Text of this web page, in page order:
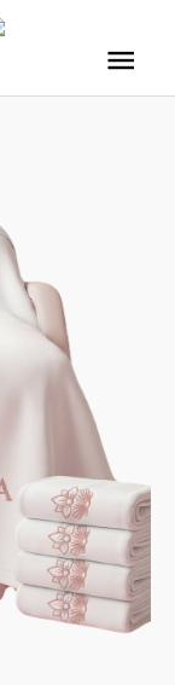
ראשי
מקצועיות
2
יחידות
ב-180
שח